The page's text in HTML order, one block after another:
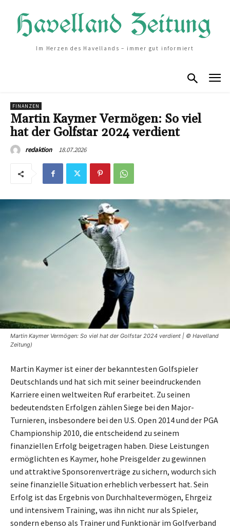
Im Herzen des Havellands – immer gut informiert
FINANZEN
Martin Kaymer Vermögen: So viel
hat der Golfstar 2024 verdient
redaktion 18.07.2026
Martin Kaymer Vermögen: So viel hat der Golfstar 2024 verdient | © Havelland
Zeitung)
Martin Kaymer ist einer der bekanntesten Golfspieler
Deutschlands und hat sich mit seiner beeindruckenden
Karriere einen weltweiten Ruf erarbeitet. Zu seinen
bedeutendsten Erfolgen zählen Siege bei den Major-
Turnieren, insbesondere bei den U.S. Open 2014 und der PGA
Championship 2010, die entscheidend zu seinem
finanziellen Erfolg beigetragen haben. Diese Leistungen
ermöglichten es Kaymer, hohe Preisgelder zu gewinnen
und attraktive Sponsorenverträge zu sichern, wodurch sich
seine finanzielle Situation erheblich verbessert hat. Sein
Erfolg ist das Ergebnis von Durchhaltevermögen, Ehrgeiz
und intensivem Training, was ihn nicht nur als Spieler,
sondern ebenso als Trainer und Funktionär im Golfverband